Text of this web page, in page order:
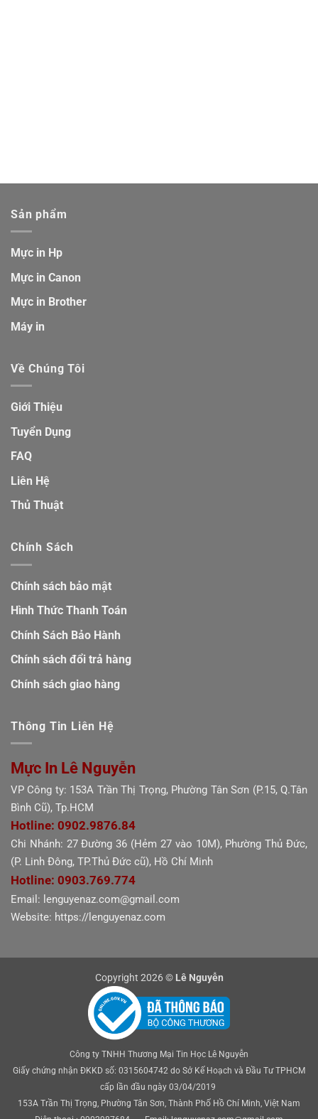
Sản phẩm
Mực in Hp
Mực in Canon
Mực in Brother
Máy in
Về Chúng Tôi
Giới Thiệu
Tuyển Dụng
FAQ
Liên Hệ
Thủ Thuật
Chính Sách
Chính sách bảo mật
Hình Thức Thanh Toán
Chính Sách Bảo Hành
Chính sách đổi trả hàng
Chính sách giao hàng
Thông Tin Liên Hệ
Mực In Lê Nguyễn
VP Công ty: 153A Trần Thị Trọng, Phường Tân Sơn (P.15, Q.Tân
Bình Cũ), Tp.HCM
Hotline: 0902.9876.84
Chi Nhánh: 27 Đường 36 (Hẻm 27 vào 10M), Phường Thủ Đức,
(P. Linh Đông, TP.Thủ Đức cũ), Hồ Chí Minh
Hotline: 0903.769.774
Email: lenguyenaz.com@gmail.com
Website: https://lenguyenaz.com
Copyright 2026 © Lê Nguyễn
Công ty TNHH Thương Mại Tin Học Lê Nguyễn
Giấy chứng nhận ĐKKD số: 0315604742 do Sở Kế Hoạch và Đầu Tư TPHCM
cấp lần đầu ngày 03/04/2019
153A Trần Thị Trọng, Phường Tân Sơn, Thành Phố Hồ Chí Minh, Việt Nam